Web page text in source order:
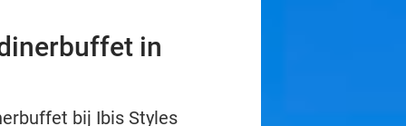
in
bij Ibis Styles